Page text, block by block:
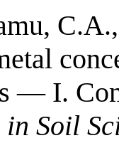
— I.
Soil